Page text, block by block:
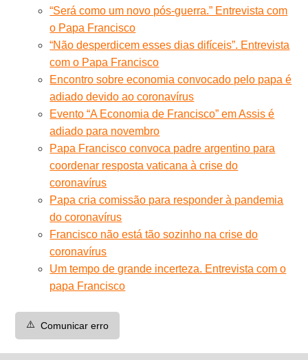
“Será como um novo pós-guerra.” Entrevista com
o Papa Francisco
“Não desperdicem esses dias difíceis”. Entrevista
com o Papa Francisco
Encontro sobre economia convocado pelo papa é
adiado devido ao coronavírus
Evento “A Economia de Francisco” em Assis é
adiado para novembro
Papa Francisco convoca padre argentino para
coordenar resposta vaticana à crise do
coronavírus
Papa cria comissão para responder à pandemia
do coronavírus
Francisco não está tão sozinho na crise do
coronavírus
Um tempo de grande incerteza. Entrevista com o
papa Francisco
⚠️ Comunicar erro